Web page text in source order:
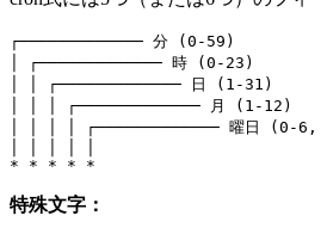
┌───────────── 分 (0-59)
│ ┌───────────── 時 (0-23)
│ │ ┌───────────── 日 (1-31)
│ │ │ ┌───────────── 月 (1-12)
│ │ │ │ ┌───────────── 曜日 (0-6,
特殊文字：